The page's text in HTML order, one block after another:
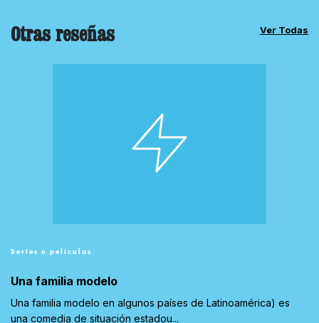
Otras reseñas Ver Todas
Series o películas
Una familia modelo
Una familia modelo en algunos países de Latinoamérica) es
una comedia de situación estadou...